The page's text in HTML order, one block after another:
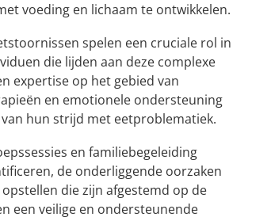
voeding en lichaam te ontwikkelen.
spelen een cruciale rol in
die lijden aan deze complexe
expertise op het gebied van
en emotionele ondersteuning
hun strijd met eetproblematiek.
en familiebegeleiding
de onderliggende oorzaken
die zijn afgestemd op de
een veilige en ondersteunende